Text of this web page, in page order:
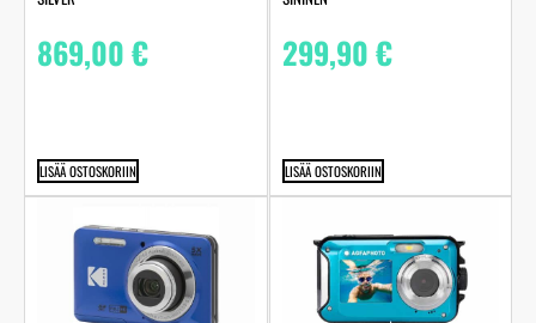
869,00€
LISÄÄ OSTOSKORIIN
299,90€
LISÄÄ OSTOSKORIIN